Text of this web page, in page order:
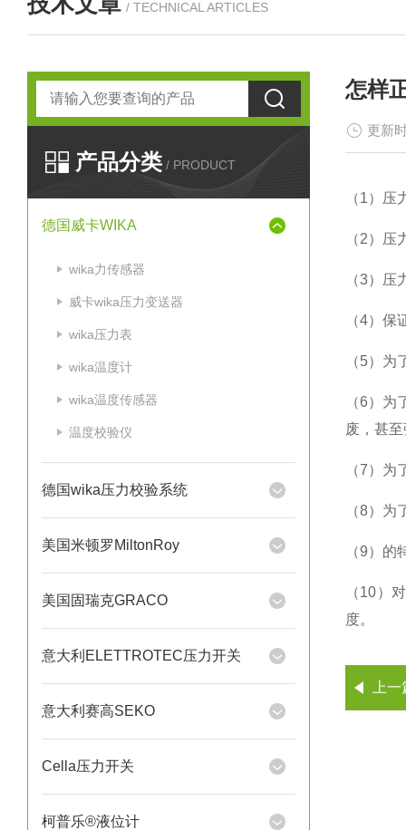
/ TECHNICAL ARTICLES
产品分类 / PRODUCT
德国威卡WIKA
wika力传感器
威卡wika压力变送器
wika压力表
wika温度计
wika温度传感器
温度校验仪
德国wika压力校验系统
美国米顿罗MiltonRoy
美国固瑞克GRACO
意大利ELETTROTEC压力开关
意大利赛高SEKO
Cella压力开关
柯普乐®液位计
怎样
更新
（1）
（2）
（3）
（4）
（5）
（6）
废，甚
（7）
（8）
（9）
（10）
度。
上